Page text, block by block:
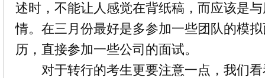
述时，不能让人感觉在背纸稿，而应该是
情。在三月份最好是多参加一些团队的模
历 ，直接参加一些公司的面试。
对于转行的考生更要注意一点，我们看